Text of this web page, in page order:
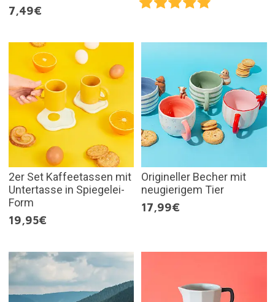
7,49€
2er Set Kaffeetassen mit
Untertasse in Spiegelei-
Form
19,95€
Origineller Becher mit
neugierigem Tier
17,99€